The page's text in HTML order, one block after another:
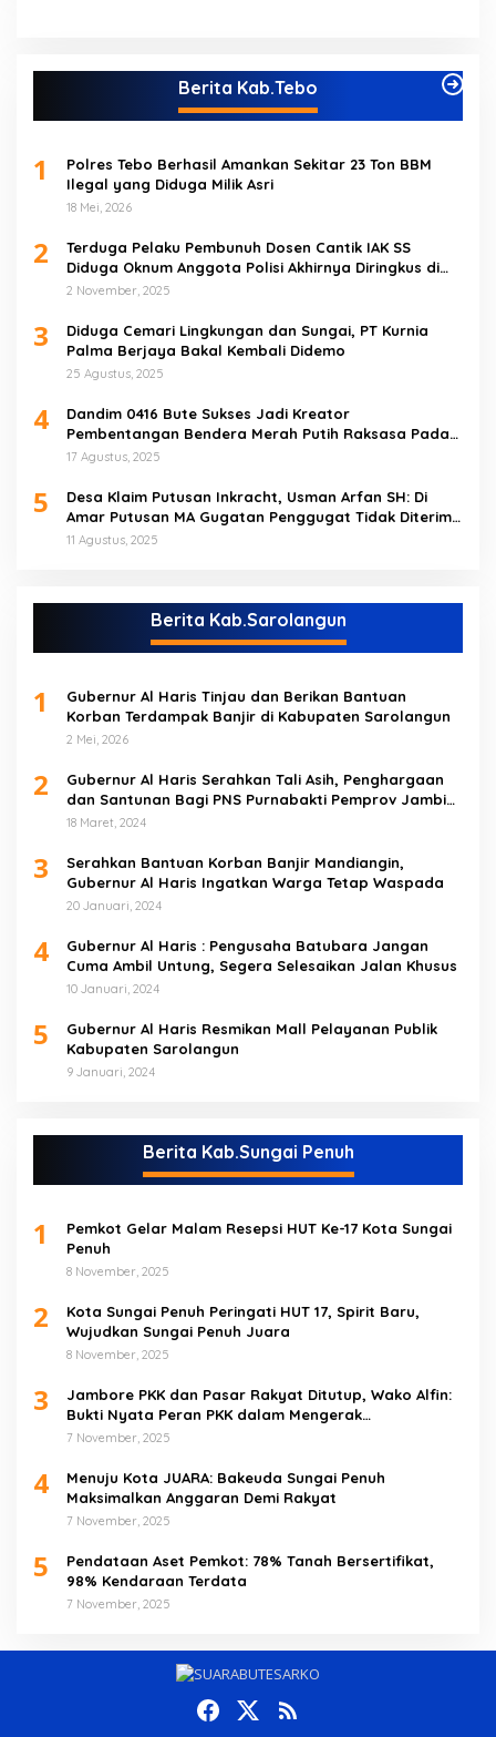
Berita Kab.Tebo
1
Polres Tebo Berhasil Amankan Sekitar 23 Ton BBM
Ilegal yang Diduga Milik Asri
18 Mei, 2026
2
Terduga Pelaku Pembunuh Dosen Cantik IAK SS
Diduga Oknum Anggota Polisi Akhirnya Diringkus di
Tebo Tengah
2 November, 2025
3
Diduga Cemari Lingkungan dan Sungai, PT Kurnia
Palma Berjaya Bakal Kembali Didemo
25 Agustus, 2025
4
Dandim 0416 Bute Sukses Jadi Kreator
Pembentangan Bendera Merah Putih Raksasa Pada
Peringatan HUT RI ke 80 di Tebo
17 Agustus, 2025
5
Desa Klaim Putusan Inkracht, Usman Arfan SH: Di
Amar Putusan MA Gugatan Penggugat Tidak Diterima
(NO)
11 Agustus, 2025
Berita Kab.Sarolangun
1
Gubernur Al Haris Tinjau dan Berikan Bantuan
Korban Terdampak Banjir di Kabupaten Sarolangun
2 Mei, 2026
2
Gubernur Al Haris Serahkan Tali Asih, Penghargaan
dan Santunan Bagi PNS Purnabakti Pemprov Jambi
Yang Berada di Sarolangun
18 Maret, 2024
3
Serahkan Bantuan Korban Banjir Mandiangin,
Gubernur Al Haris Ingatkan Warga Tetap Waspada
20 Januari, 2024
4
Gubernur Al Haris : Pengusaha Batubara Jangan
Cuma Ambil Untung, Segera Selesaikan Jalan Khusus
10 Januari, 2024
5
Gubernur Al Haris Resmikan Mall Pelayanan Publik
Kabupaten Sarolangun
9 Januari, 2024
Berita Kab.Sungai Penuh
1
Pemkot Gelar Malam Resepsi HUT Ke-17 Kota Sungai
Penuh
8 November, 2025
2
Kota Sungai Penuh Peringati HUT 17, Spirit Baru,
Wujudkan Sungai Penuh Juara
8 November, 2025
3
Jambore PKK dan Pasar Rakyat Ditutup, Wako Alfin:
Bukti Nyata Peran PKK dalam Mengerak
Perekonomian Masyarakat
7 November, 2025
4
Menuju Kota JUARA: Bakeuda Sungai Penuh
Maksimalkan Anggaran Demi Rakyat
7 November, 2025
5
Pendataan Aset Pemkot: 78% Tanah Bersertifikat,
98% Kendaraan Terdata
7 November, 2025